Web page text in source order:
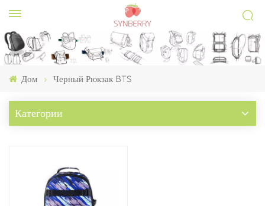
Дом Черный Рюкзак BTS
Категории